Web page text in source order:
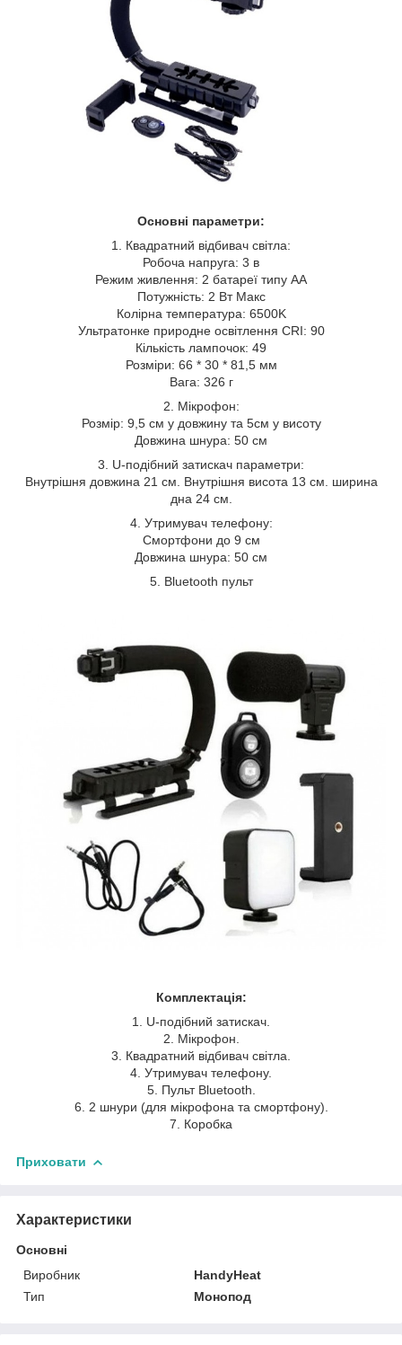
Основні параметри:
1. Квадратний відбивач світла:
Робоча напруга: 3 в
Режим живлення: 2 батареї типу АА
Потужність: 2 Вт Макс
Колірна температура: 6500K
Ультратонке природне освітлення CRI: 90
Кількість лампочок: 49
Розміри: 66 * 30 * 81,5 мм
Вага: 326 г
2. Мікрофон:
Розмір: 9,5 см у довжину та 5см у висоту
Довжина шнура: 50 см
3. U-подібний затискач параметри:
Внутрішня довжина 21 см. Внутрішня висота 13 см. ширина
дна 24 см.
4. Утримувач телефону:
Смортфони до 9 см
Довжина шнура: 50 см
5. Bluetooth пульт
Комплектація:
1. U-подібний затискач.
2. Мікрофон.
3. Квадратний відбивач світла.
4. Утримувач телефону.
5. Пульт Bluetooth.
6. 2 шнури (для мікрофона та смортфону).
7. Коробка
Приховати
Характеристики
Основні
Виробник
HandyHeat
Тип
Монопод